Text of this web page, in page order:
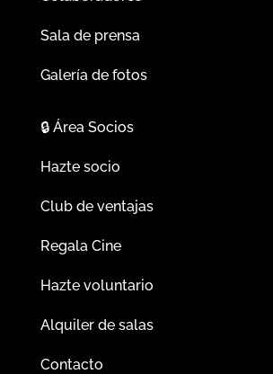
Sala de prensa
Galería de fotos
🔒Área Socios
Hazte socio
Club de ventajas
Regala Cine
Hazte voluntario
Alquiler de salas
Contacto